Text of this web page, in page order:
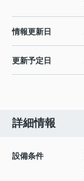
情報更新日
更新予定日
詳細情報
設備条件